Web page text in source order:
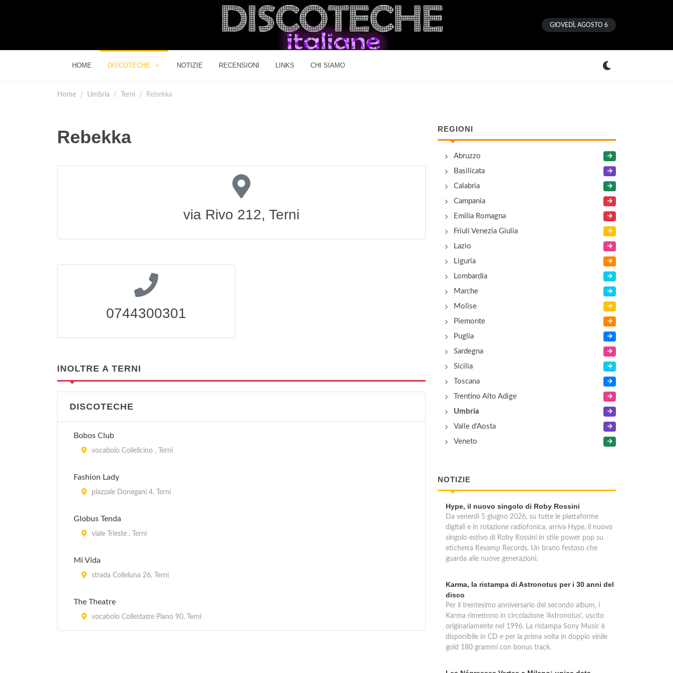
GIOVEDÌ, AGOSTO 6
HOME DISCOTECHE NOTIZIE RECENSIONI LINKS CHI SIAMO
Home Umbria Terni Rebekka
Rebekka
via Rivo 212, Terni
0744300301
INOLTRE A TERNI
DISCOTECHE
Bobos Club
vocabolo Collelicino , Terni
Fashion Lady
piazzale Donegani 4, Terni
Globus Tenda
viale Trieste , Terni
Mi Vida
strada Colleluna 26, Terni
The Theatre
vocabolo Collestatte Piano 90, Terni
REGIONI
Abruzzo
Basilicata
Calabria
Campania
Emilia Romagna
Friuli Venezia Giulia
Lazio
Liguria
Lombardia
Marche
Molise
Piemonte
Puglia
Sardegna
Sicilia
Toscana
Trentino Alto Adige
Umbria
Valle d'Aosta
Veneto
NOTIZIE
Hype, il nuovo singolo di Roby Rossini
Da venerdì 5 giugno 2026, su tutte le piattaforme
digitali e in rotazione radiofonica, arriva Hype, il nuovo
singolo estivo di Roby Rossini in stile power pop su
etichetta Revamp Records. Un brano festoso che
guarda alle nuove generazioni.
Karma, la ristampa di Astronotus per i 30 anni del
disco
Per il trentesimo anniversario del secondo album, i
Karma rimettono in circolazione 'Astronotus', uscito
originariamente nel 1996. La ristampa Sony Music è
disponibile in CD e per la prima volta in doppio vinile
gold 180 grammi con bonus track.